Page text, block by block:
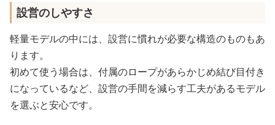
設営のしやすさ
軽量モデルの中には、設営に慣れが必要な構造のものもあ
ります。
初めて使う場合は、付属のロープがあらかじめ結び目付き
になっているなど、設営の手間を減らす工夫があるモデル
を選ぶと安心です。